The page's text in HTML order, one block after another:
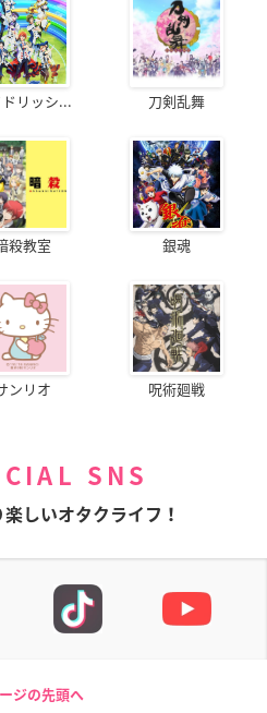
ドリッシ... 刀剣乱舞
殺教室 銀魂
ンリオ 呪術廻戦
SNS
しいオタクライフ！
ジの先頭へ